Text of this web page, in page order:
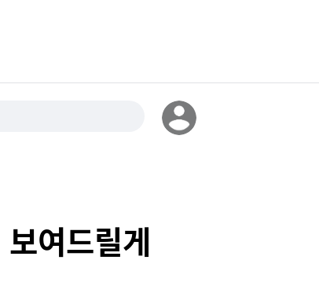
여드릴게